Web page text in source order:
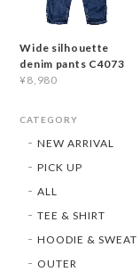
Wide silhouette
denim pants C4073
¥8,980
CATEGORY
NEW ARRIVAL
PICK UP
ALL
TEE & SHIRT
HOODIE & SWEAT
OUTER